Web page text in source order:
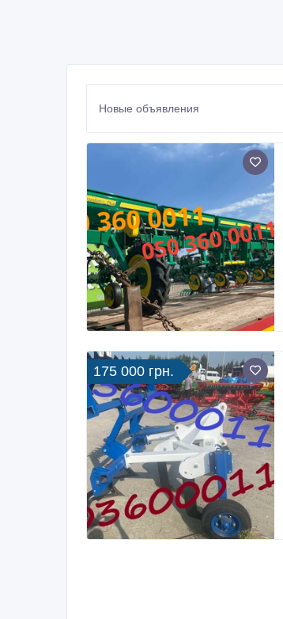
Новые объявления
175 000 грн.